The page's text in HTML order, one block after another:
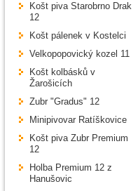
Košt piva Starobrno Drak
12
Košt pálenek v Kostelci
Velkopopovický kozel 11
Košt kolbásků v
Žarošicích
Zubr "Gradus" 12
Minipivovar Ratíškovice
Košt piva Zubr Premium
12
Holba Premium 12 z
Hanušovic